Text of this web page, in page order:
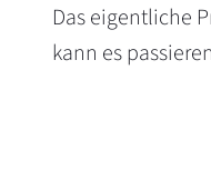
Das eigentliche
kann es